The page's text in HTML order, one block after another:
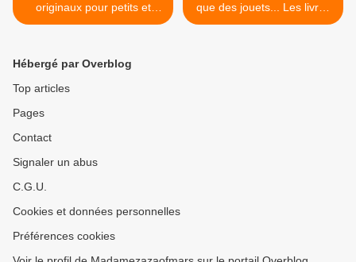
originaux pour petits et
grands
que des jouets... Les livres
c'est bien aussi (avec un
Hébergé par Overblog
Top articles
Pages
Contact
Signaler un abus
C.G.U.
Cookies et données personnelles
Préférences cookies